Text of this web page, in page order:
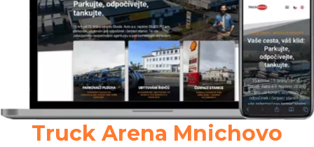
Truck Arena Mnichovo